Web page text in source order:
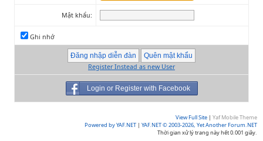
Mật khẩu:
Ghi nhớ
Register Instead as new User
Login or Register with Facebook
View Full Site | Yaf Mobile Theme
Powered by YAF.NET | YAF.NET © 2003-2026, Yet Another Forum.NET
Thời gian xử lý trang này hết 0.001 giây.